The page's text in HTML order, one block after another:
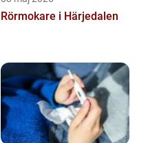
Rörmokare i Härjedalen